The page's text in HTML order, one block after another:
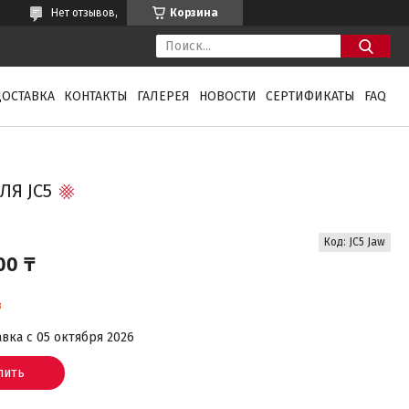
Корзина
Нет отзывов,
КОНТАКТЫ ГАЛЕРЕЯ НОВОСТИ СЕРТИФИКАТЫ FAQ
JC5
₸
Код: JC5 Jaw
с 05 октября 2026